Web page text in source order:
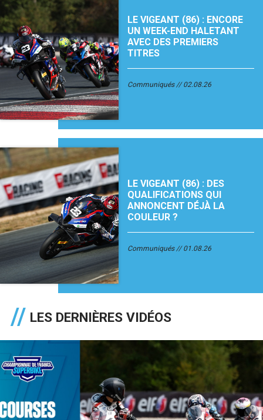
LE VIGEANT (86) : ENCORE
UN WEEK-END HALETANT
AVEC DES PREMIERS
TITRES
Communiqués 02.08.26
LE VIGEANT (86) : DES
QUALIFICATIONS QUI
ANNONCENT DÉJÀ LA
COULEUR ?
Communiqués 01.08.26
LES DERNIÈRES VIDÉOS